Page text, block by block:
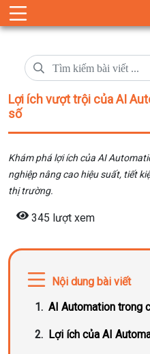
Lợi ích vượt trội của AI
số
Khám phá lợi ích của AI
nghiệp nâng cao hiệu suất, tiết
thị trường.
345 lượt xem
Nội dung bài viết
AI Automation trong
Lợi ích của AI